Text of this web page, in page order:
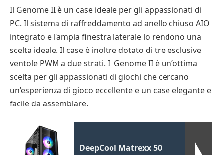
Il Genome II è un case ideale per gli appassionati di
PC. Il sistema di raffreddamento ad anello chiuso AIO
integrato e l’ampia finestra laterale lo rendono una
scelta ideale. Il case è inoltre dotato di tre esclusive
ventole PWM a due strati. Il Genome II è un’ottima
scelta per gli appassionati di giochi che cercano
un’esperienza di gioco eccellente e un case elegante e
facile da assemblare.
DeepCool Matrexx 50